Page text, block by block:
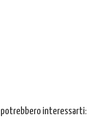
potrebbero interessarti: